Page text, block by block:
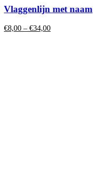
Vlaggenlijn met naam
€8,00 – €34,00